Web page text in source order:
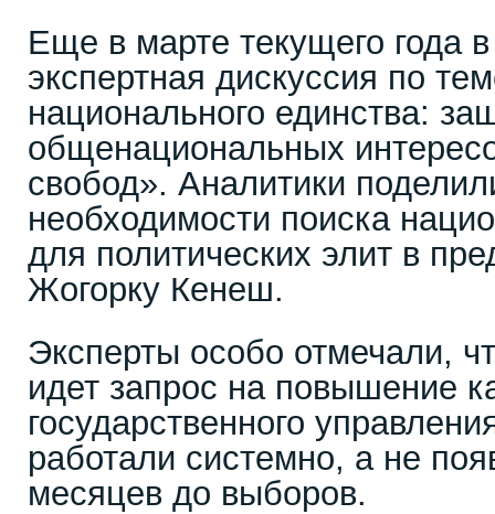
Еще в марте текущего года
экспертная дискуссия по
национального единства:
общенациональных
свобод». Аналитики
необходимости поиска
для политических элит в
Жогорку Кенеш.
Эксперты особо отмечали,
идет запрос на повышение
государственного
работали системно, а не
месяцев до выборов.